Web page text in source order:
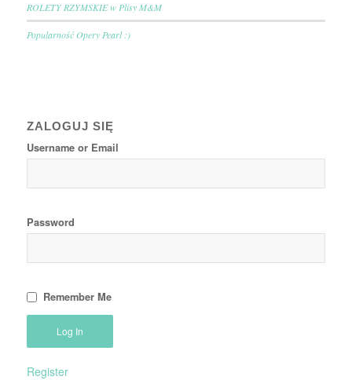
ROLETY RZYMSKIE w Plisy M&M
Popularność Opery Pearl :)
ZALOGUJ SIĘ
Username or Email
Password
Remember Me
Register